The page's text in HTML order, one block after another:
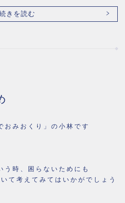
きを読む
おみおくり」の小林です
う時、困らないためにも
て考えてみてはいかがでしょう